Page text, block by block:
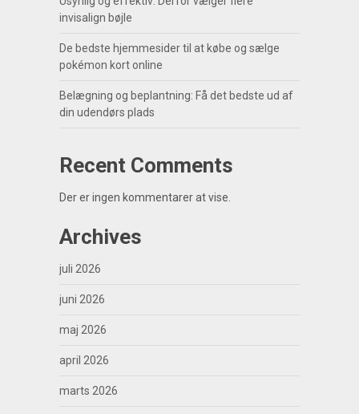
invisalign bøjle
De bedste hjemmesider til at købe og sælge
pokémon kort online
Belægning og beplantning: Få det bedste ud af
din udendørs plads
Recent Comments
Der er ingen kommentarer at vise.
Archives
juli 2026
juni 2026
maj 2026
april 2026
marts 2026